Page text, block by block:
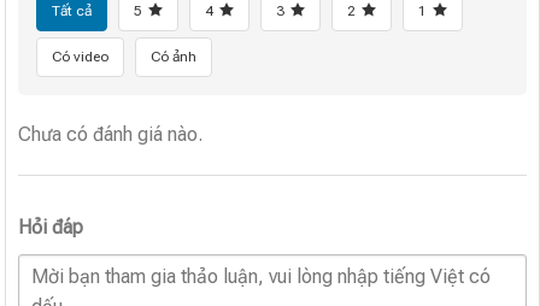
Tất cả 5 4 3 2 1
Có video Có ảnh
Chưa có đánh giá nào.
Hỏi đáp